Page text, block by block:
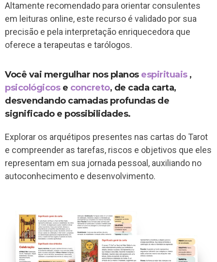
Altamente recomendado para orientar consulentes
em leituras online, este recurso é validado por sua
precisão e pela interpretação enriquecedora que
oferece a terapeutas e tarólogos.
Você vai mergulhar nos planos espirituais,
psicológicose concreto, de cada carta,
desvendando camadas profundas de
significado e possibilidades.
Explorar os arquétipos presentes nas cartas do Tarot
e compreender as tarefas, riscos e objetivos que eles
representam em sua jornada pessoal, auxiliando no
autoconhecimento e desenvolvimento.